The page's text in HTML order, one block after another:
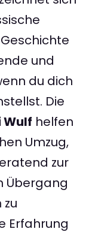
und
du dich
Die
Wulf helfen
Umzug,
zur
Übergang
Erfahrung